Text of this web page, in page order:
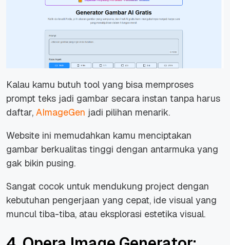
Kalau kamu butuh tool yang bisa memproses
prompt teks jadi gambar secara instan tanpa harus
daftar, AImageGen jadi pilihan menarik.
Website ini memudahkan kamu menciptakan
gambar berkualitas tinggi dengan antarmuka yang
gak bikin pusing.
Sangat cocok untuk mendukung project dengan
kebutuhan pengerjaan yang cepat, ide visual yang
muncul tiba-tiba, atau eksplorasi estetika visual.